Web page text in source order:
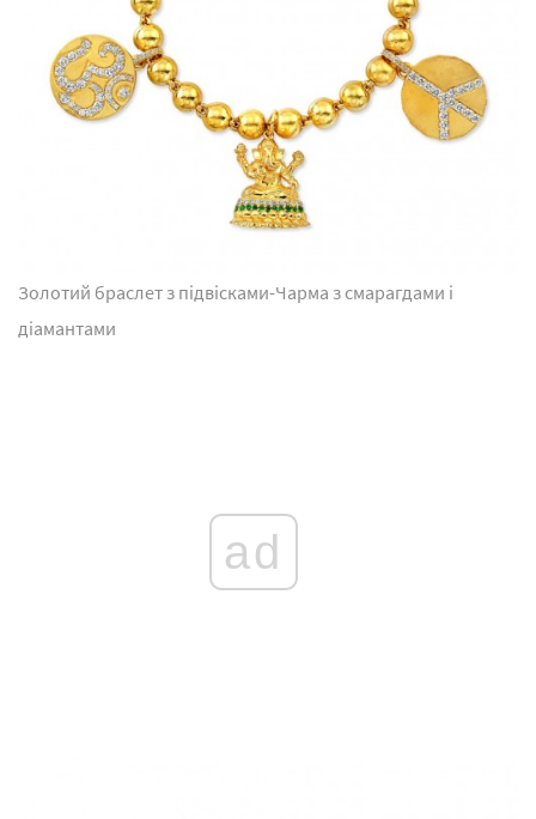
Золотий браслет з підвісками-Чарма з смарагдами і
діамантами
ad